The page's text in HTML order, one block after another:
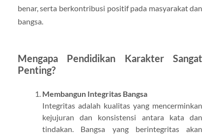
benar, serta berkontribusi positif pada masyarakat dan
bangsa.
Mengapa Pendidikan Karakter Sangat
Penting?
Membangun Integritas Bangsa
Integritas adalah kualitas yang mencerminkan
kejujuran dan konsistensi antara kata dan
tindakan. Bangsa yang berintegritas akan